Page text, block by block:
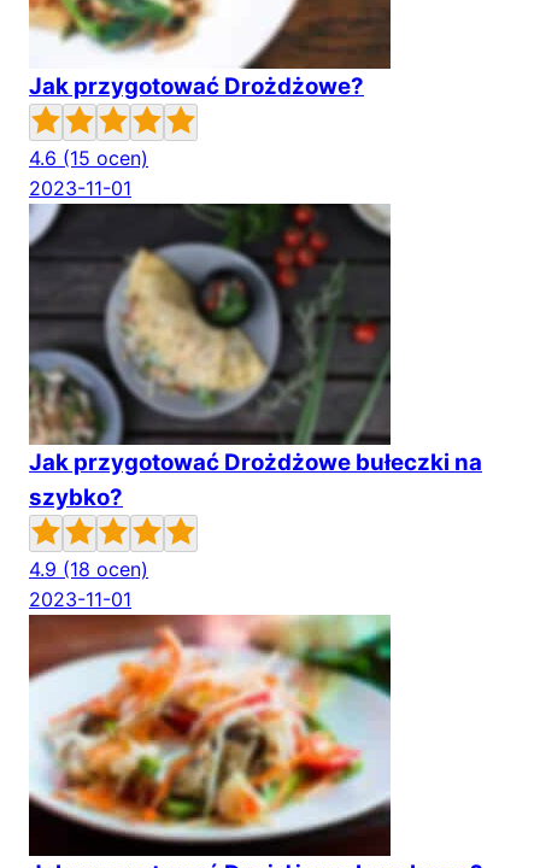
Jak przygotować Drożdżowe?
4.6 (15 ocen)
2023-11-01
Jak przygotować Drożdżowe bułeczki na
szybko?
4.9 (18 ocen)
2023-11-01